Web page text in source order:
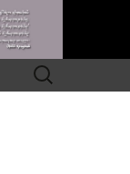
Որոնել՝